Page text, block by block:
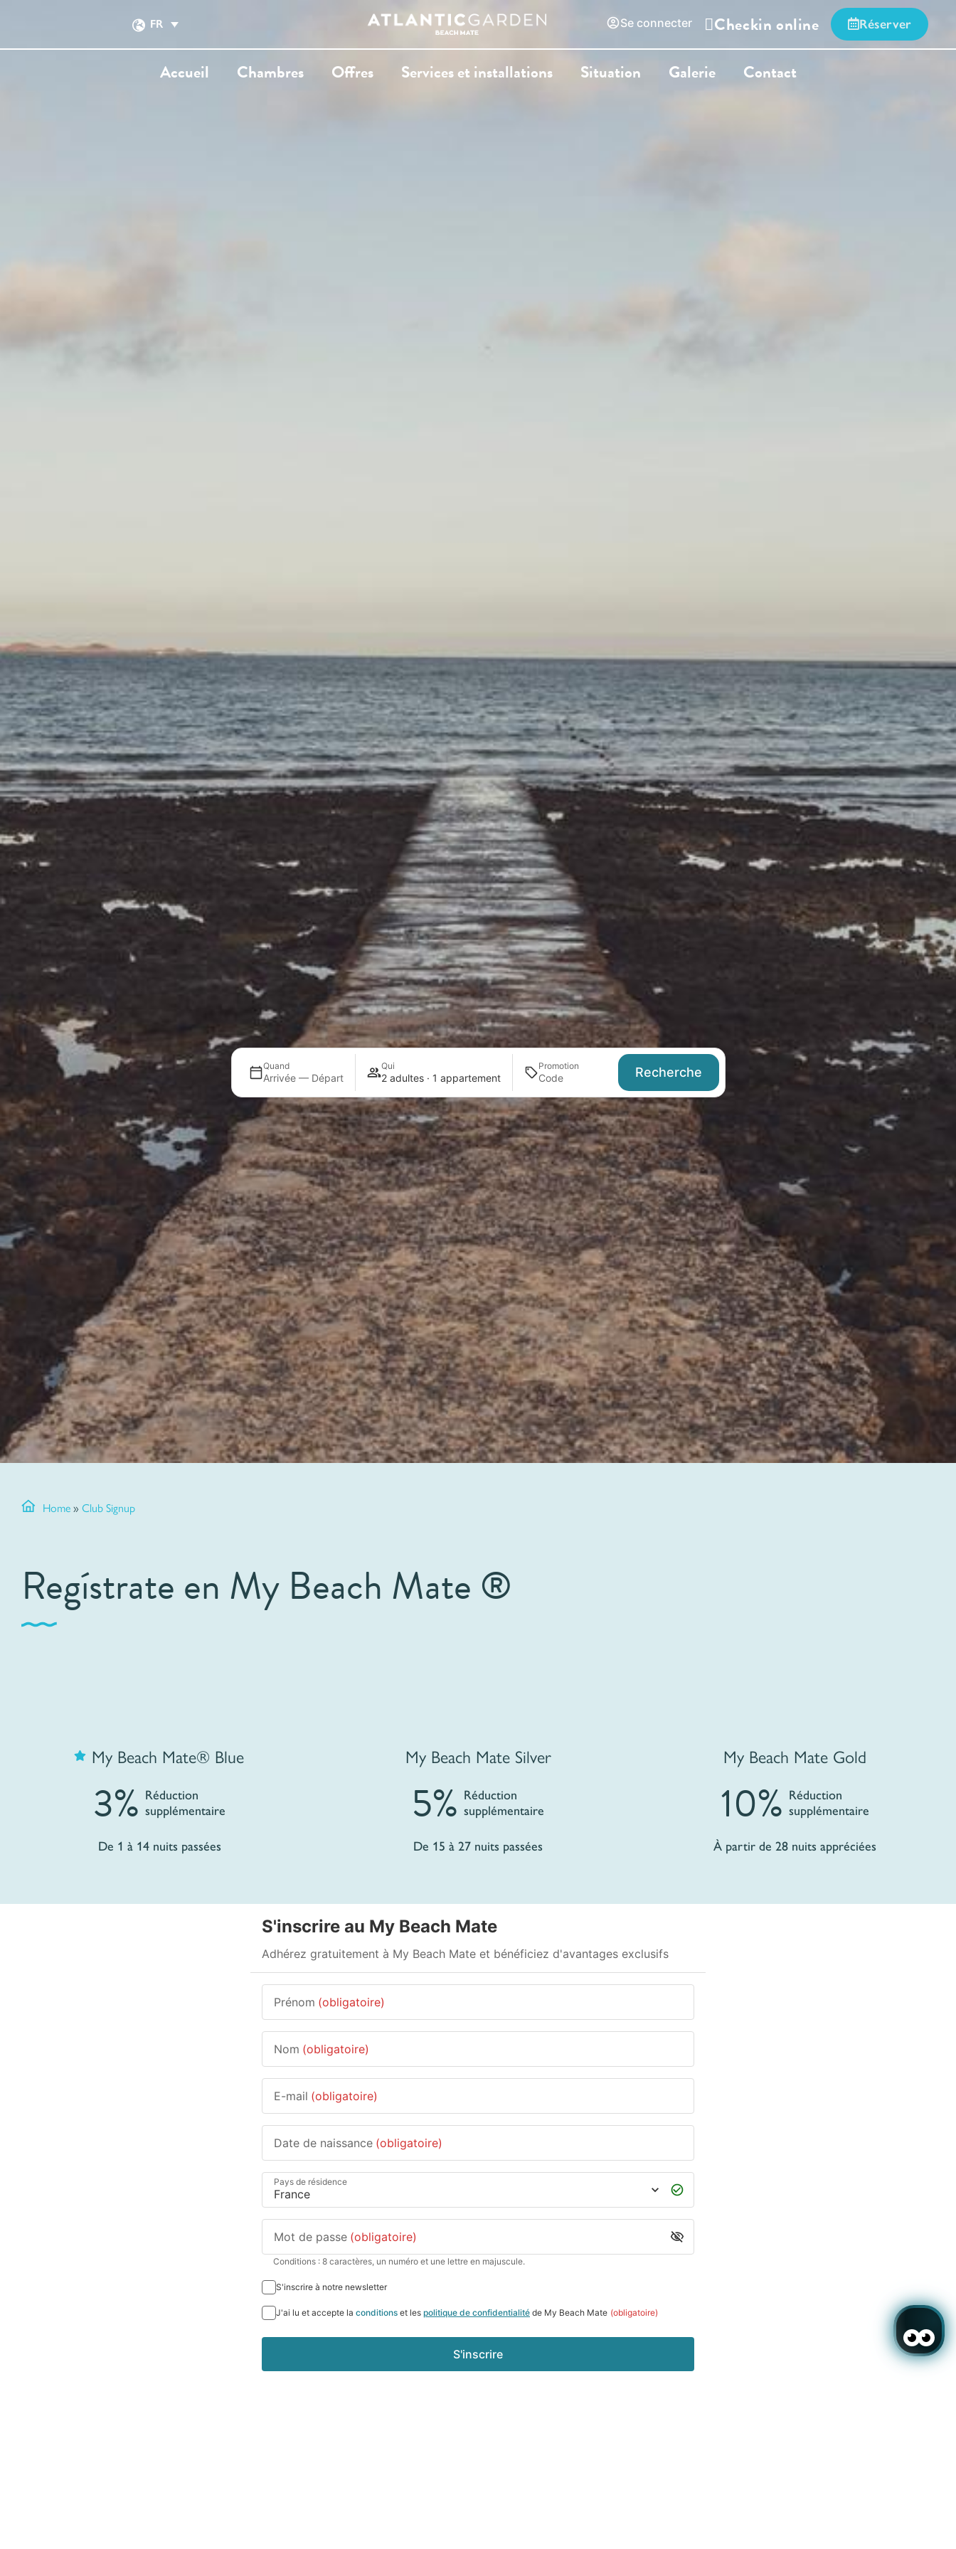
FR Se connecter Checkin online Réserver
Accueil Chambres Offres Services et installations Situation Galerie Contact
Quand
Arrivée — Départ
Qui
2 adultes · 1 appartement
Promotion Recherche
Home» Club Signup
Regístrate en My Beach Mate ®
My Beach Mate® Blue
3% Réduction
supplémentaire
De 1 à 14 nuits passées
My Beach Mate Silver
5% Réduction
supplémentaire
De 15 à 27 nuits passées
My Beach Mate Gold
10% Réduction
supplémentaire
À partir de 28 nuits appréciées
S'inscrire au My Beach Mate
Adhérez gratuitement à My Beach Mate et bénéficiez d'avantages exclusifs
Prénom (obligatoire)
Nom (obligatoire)
E-mail (obligatoire)
Date de naissance (obligatoire)
Pays de résidence
Mot de passe (obligatoire)
Conditions : 8 caractères, un numéro et une lettre en majuscule.
S'inscrire à notre newsletter
J'ai lu et accepte la conditions et les politique de confidentialité de My Beach Mate (obligatoire)
S'inscrire